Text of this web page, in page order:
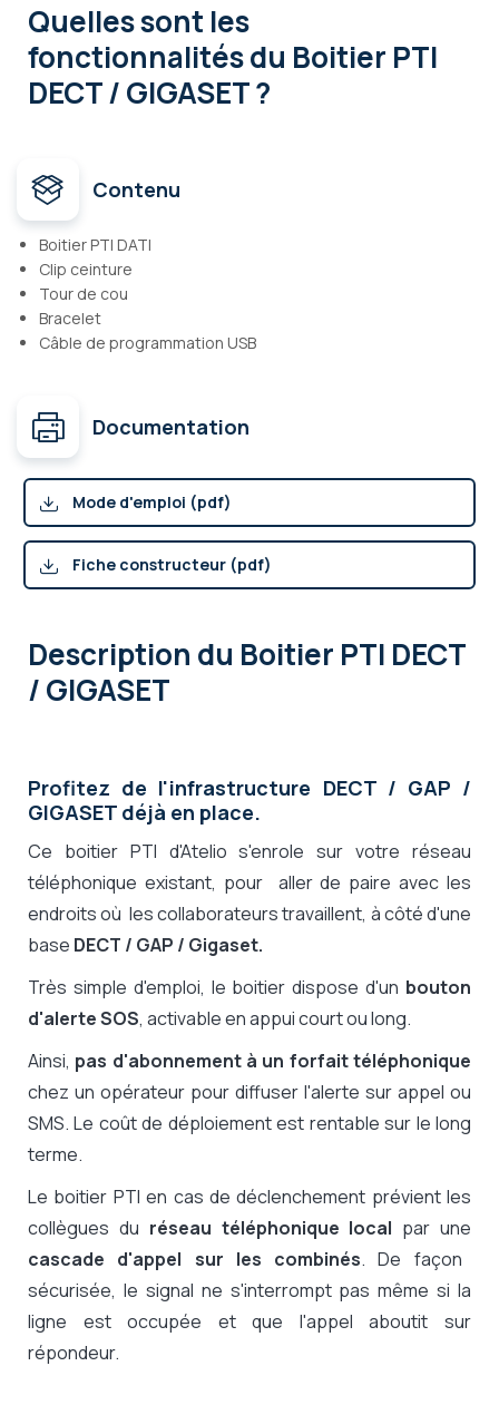
Quelles sont les
fonctionnalitésdu Boitier PTI
DECT / GIGASET ?
Contenu
Boitier PTI DATI
Clip ceinture
Tour de cou
Bracelet
Câble de programmation USB
Documentation
Mode d'emploi (pdf)
Fiche constructeur (pdf)
Description du Boitier PTI DECT
/ GIGASET
Profitez de l'infrastructure DECT / GAP /
GIGASET déjà en place.
Ce boitier PTI d'Atelio s'enrole sur votre réseau
téléphonique existant, pour aller de paire avec les
endroits où les collaborateurs travaillent, à côté d'une
base DECT / GAP / Gigaset.
Très simple d'emploi, le boitier dispose d'un bouton
d'alerte SOS, activable en appui court ou long.
Ainsi, pas d'abonnement à un forfait téléphonique
chez un opérateur pour diffuser l'alerte sur appel ou
SMS. Le coût de déploiement est rentable sur le long
terme.
Le boitier PTI en cas de déclenchement prévient les
collègues du réseau téléphonique local par une
cascade d'appel sur les combinés. De façon
sécurisée, le signal ne s'interrompt pas même si la
ligne est occupée et que l'appel aboutit sur
répondeur.